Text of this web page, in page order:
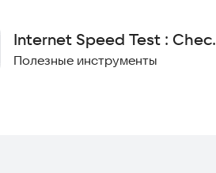
Internet Speed Test :
Internet Speed Test
Полезные инструменты